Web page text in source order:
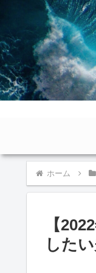
ホーム
【
した